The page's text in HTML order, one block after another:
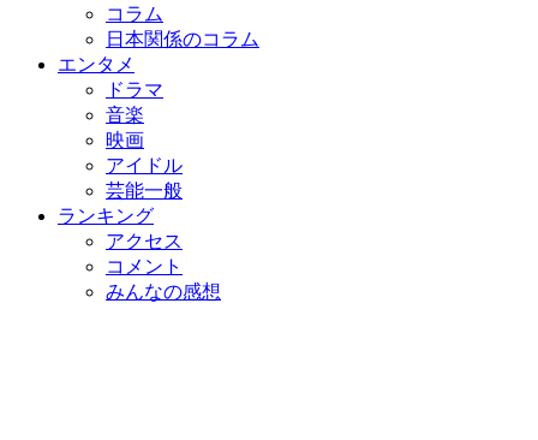
コラム
日本関係のコラム
エンタメ
ドラマ
音楽
映画
アイドル
芸能一般
ランキング
アクセス
コメント
みんなの感想